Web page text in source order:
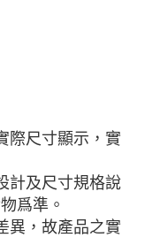
際尺寸顯示，實
計及尺寸規格說
爲準。
異，故產品之實